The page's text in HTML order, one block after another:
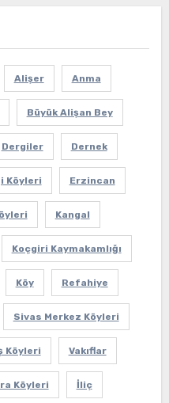
Alişer Anma
Büyük Alişan Bey
Dergiler Dernek
Köyleri Erzincan
Kangal
Koçgiri Kaymakamlığı
Köy Refahiye
Sivas Merkez Köyleri
Köyleri Vakıflar
Köyleri İliç